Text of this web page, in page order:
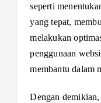
seperti
yang tepat,
melakukan
penggunaan
membantu dalam
Dengan